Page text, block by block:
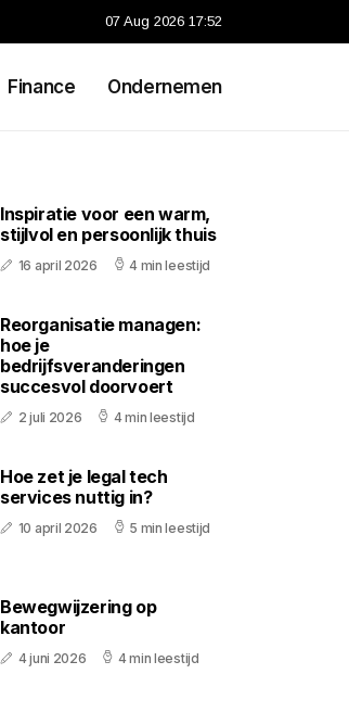
07 Aug 2026 17:52
Finance Ondernemen
Inspiratie voor een warm,
stijlvol en persoonlijk thuis
16 april 2026 4 min leestijd
Reorganisatie managen:
hoe je
bedrijfsveranderingen
succesvol doorvoert
2 juli 2026 4 min leestijd
Hoe zet je legal tech
services nuttig in?
10 april 2026 5 min leestijd
Bewegwijzering op
kantoor
4 juni 2026 4 min leestijd